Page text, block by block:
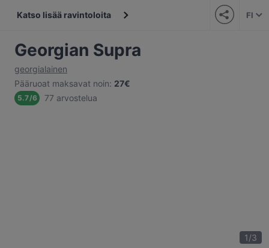
Katso lisää ravintoloita FI
Georgian Supra
georgialainen
Pääruoat maksavat noin: 27€
5.7/6 77 arvostelua
1/3